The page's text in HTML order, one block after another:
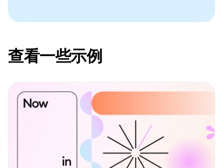
查看一些示例